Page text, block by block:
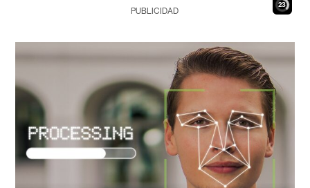
22
PUBLICIDAD